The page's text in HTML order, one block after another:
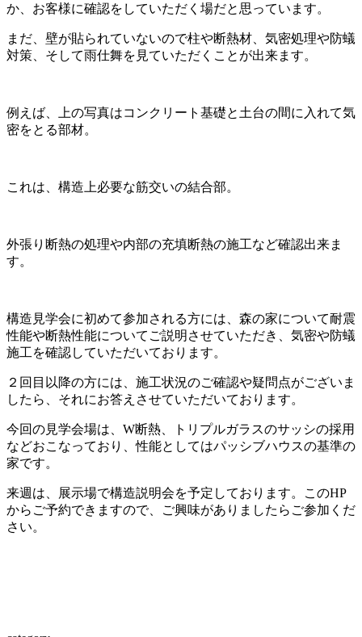
か、お客様に確認をしていただく場だと思っています。
まだ、壁が貼られていないので柱や断熱材、気密処理や防蟻
対策、そして雨仕舞を見ていただくことが出来ます。
例えば、上の写真はコンクリート基礎と土台の間に入れて気
密をとる部材。
これは、構造上必要な筋交いの結合部。
外張り断熱の処理や内部の充填断熱の施工など確認出来ま
す。
構造見学会に初めて参加される方には、森の家について耐震
性能や断熱性能についてご説明させていただき、気密や防蟻
施工を確認していただいております。
２回目以降の方には、施工状況のご確認や疑問点がございま
したら、それにお答えさせていただいております。
今回の見学会場は、W断熱、トリプルガラスのサッシの採用
などおこなっており、性能としてはパッシブハウスの基準の
家です。
来週は、展示場で構造説明会を予定しております。このHP
からご予約できますので、ご興味がありましたらご参加くだ
さい。